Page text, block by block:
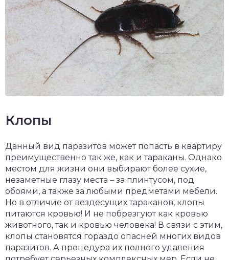
Клопы
Данный вид паразитов может попасть в квартиру
преимущественно так же, как и тараканы. Однако
местом для жизни они выбирают более сухие,
незаметные глазу места – за плинтусом, под
обоями, а также за любыми предметами мебели.
Но в отличие от вездесущих тараканов, клопы
питаются кровью! И не побрезгуют как кровью
животного, так и кровью человека! В связи с этим,
клопы становятся гораздо опасней многих видов
паразитов. А процедура их полного удаления